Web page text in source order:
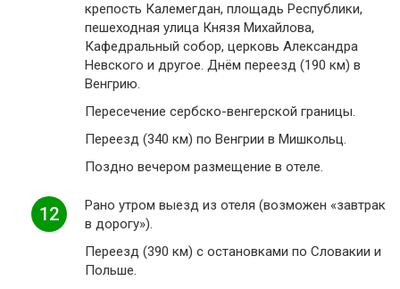
крепость Калемегдан, площадь Республики,
пешеходная улица Князя Михайлова,
Кафедральный собор, церковь Александра
Невского и другое. Днём переезд (190 км) в
Венгрию.
Пересечение сербско-венгерской границы.
Переезд (340 км) по Венгрии в Мишкольц.
Поздно вечером размещение в отеле.
12
Рано утром выезд из отеля (возможен «завтрак
в дорогу»).
Переезд (390 км) с остановками по Словакии и
Польше.